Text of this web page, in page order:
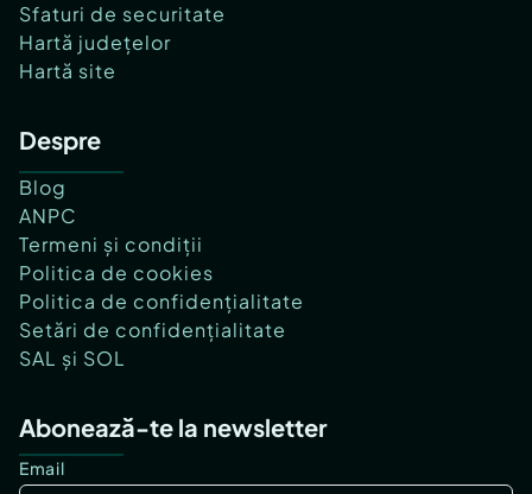
Sfaturi de securitate
Hartă județelor
Hartă site
Despre
Blog
ANPC
Termeni și condiții
Politica de cookies
Politica de confidențialitate
Setări de confidențialitate
SAL și SOL
Abonează-te la newsletter
Email